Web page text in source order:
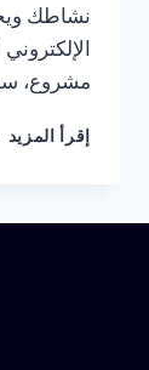
نشاطك
مشروع،
إقرأ المزيد